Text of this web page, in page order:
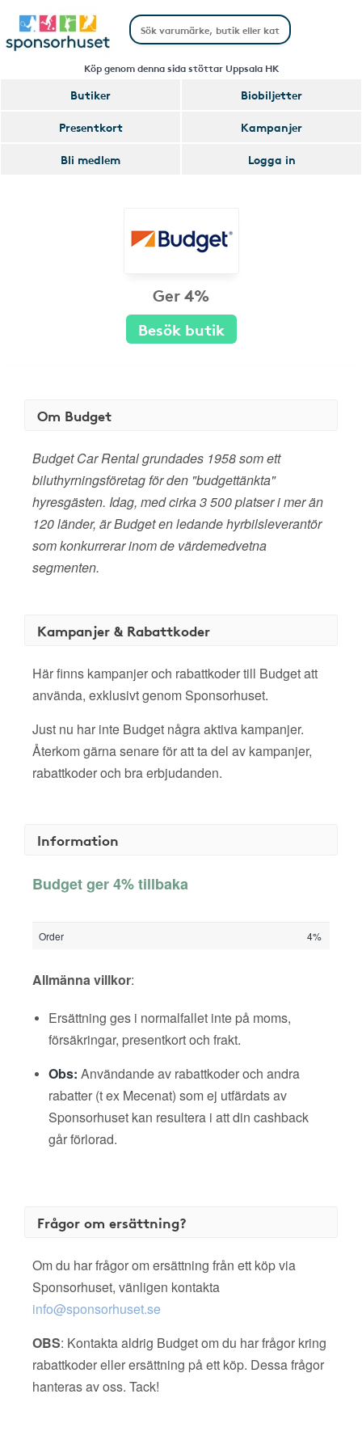
Köp genom denna sida stöttar Uppsala HK
Butiker
Biobiljetter
Presentkort
Kampanjer
Bli medlem
Logga in
Ger 4%
Besök butik
Om Budget
Budget Car Rental grundades 1958 som ett
biluthyrningsföretag för den "budgettänkta"
hyresgästen. Idag, med cirka 3 500 platser i mer än
120 länder, är Budget en ledande hyrbilsleverantör
som konkurrerar inom de värdemedvetna
segmenten.
Kampanjer & Rabattkoder
Här finns kampanjer och rabattkoder till Budget att
använda, exklusivt genom Sponsorhuset.
Just nu har inte Budget några aktiva kampanjer.
Återkom gärna senare för att ta del av kampanjer,
rabattkoder och bra erbjudanden.
Information
Budget ger 4% tillbaka
Order 4%
Allmänna villkor:
Ersättning ges i normalfallet inte på moms,
försäkringar, presentkort och frakt.
Obs: Användande av rabattkoder och andra
rabatter (t ex Mecenat) som ej utfärdats av
Sponsorhuset kan resultera i att din cashback
går förlorad.
Frågor om ersättning?
Om du har frågor om ersättning från ett köp via
Sponsorhuset, vänligen kontakta
info@sponsorhuset.se
OBS: Kontakta aldrig Budget om du har frågor kring
rabattkoder eller ersättning på ett köp. Dessa frågor
hanteras av oss. Tack!